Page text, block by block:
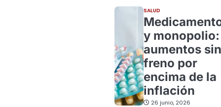
SALUD
y monopolio:
aumentos sin
freno por
encima de la
inflación
26 junio, 2026